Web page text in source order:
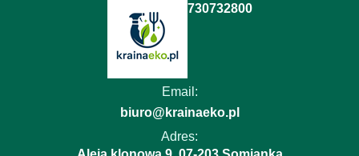
730732800
Email:
biuro@krainaeko.pl
Adres: